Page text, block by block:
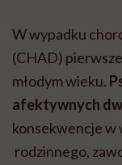
może chyba tylko
głupota i brak
wyobraźni"
W wypadku
(CHAD)
młodym wieku.
afektywnych
konsekwencje w
rodzinnego,